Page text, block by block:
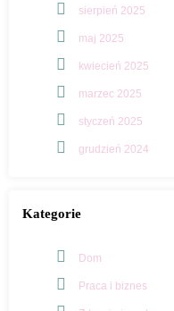
sierpień 2025
maj 2025
kwiecień 2025
marzec 2025
styczeń 2025
grudzień 2024
Kategorie
Dom
Praca i biznes